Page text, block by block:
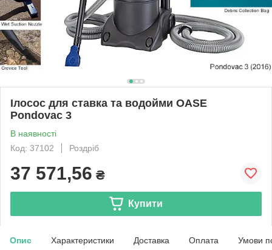
Ілосос для ставка та водойми OASE
Pondovac 3
В наявності
Код: 37102
Роздріб
37 571,56 ₴
Купити
Опис Характеристики Доставка Оплата Умови